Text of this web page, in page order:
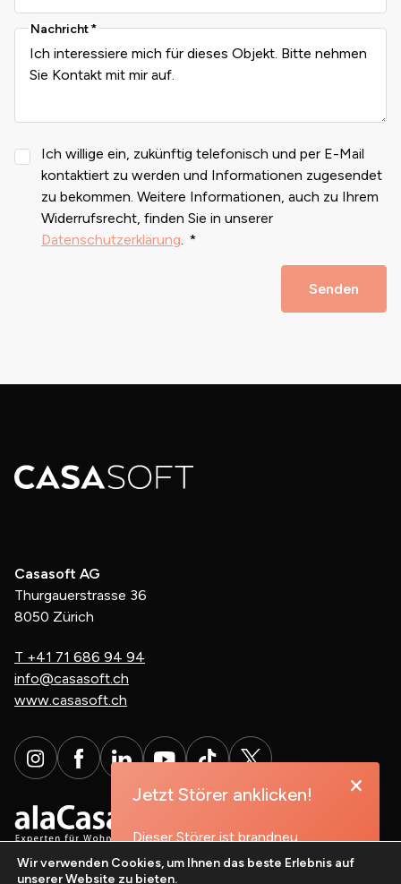
×
Jetzt Störer anklicken!
Dieser Störer ist brandneu,
probieren Sie es aus!
Nachricht
Ich willige ein, zukünftig telefonisch und per E-Mail
kontaktiert zu werden und Informationen zugesendet
zu bekommen. Weitere Informationen, auch zu Ihrem
Widerrufsrecht, finden Sie in unserer
Datenschutzerklärung.
Senden
Casasoft AG
Thurgauerstrasse 36
8050 Zürich
T +41 71 686 94 94
info@casasoft.ch
www.casasoft.ch
Wir verwenden Cookies, um Ihnen das beste Erlebnis auf
unserer Website zu bieten.